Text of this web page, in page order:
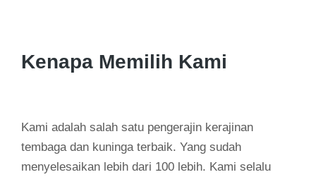
Kenapa Memilih Kami
Kami adalah salah satu pengerajin kerajinan
tembaga dan kuninga terbaik. Yang sudah
menyelesaikan lebih dari 100 lebih. Kami selalu